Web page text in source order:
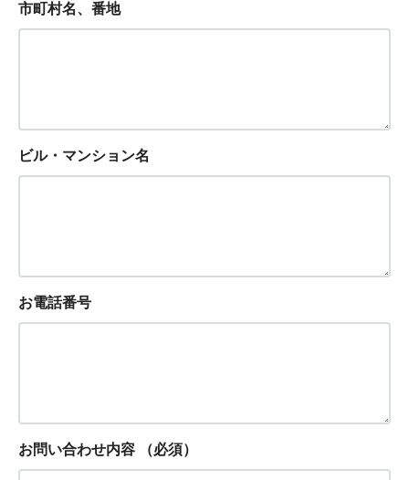
市町村名、番地
ビル・マンション名
お電話番号
お問い合わせ内容 （必須）